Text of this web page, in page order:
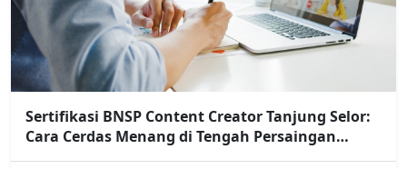
Sertifikasi BNSP Content Creator Tanjung Selor:
Cara Cerdas Menang di Tengah Persaingan
Kreator